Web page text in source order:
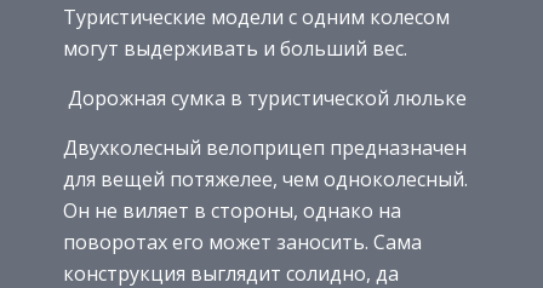
Туристические модели с одним колесом
могут выдерживать и больший вес.
Дорожная сумка в туристической люльке
Двухколесный велоприцеп предназначен
для вещей потяжелее, чем одноколесный.
Он не виляет в стороны, однако на
поворотах его может заносить. Сама
конструкция выглядит солидно, да